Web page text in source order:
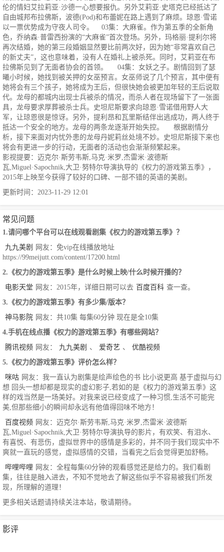
伦的情妇艾拉莉亚·沙德一心想要报仇。另外艾莉亚·史塔克已经抵达了
自由城邦布拉佛斯，波德(Pod)和布蕾妮在路上遇到了麻烦。琼恩·雪诺
以一票优势成为守夜人司令。 03集：大麻雀。作为第五季的全新角
色，乔纳森·普雷西扮演的“大麻雀”首次登场。另外，玛格丽·提利尔将
再次结婚，她的第三段婚姻显然要比前两次好，因为她“非常喜欢自己
的新丈夫”，这也意味着，没有人在婚礼上被杀死。同时，艾莉亚在布
拉佛斯见到了无面者协会的首领。 04集：女妖之子。剧情回到了瑟
曦小时候，她找到被关押的女巫预言。女巫师说了几个预言，其中便有
她将会有三个孩子，她将成为王后，但很快她会被更加年轻的王后说取
代。龙母的都城内出现士兵被杀的情况，而杀人者在现场留下了一张面
具，龙母要求厚葬被杀士兵。史坦尼斯要求向琼恩·雪诺借用野人大
军，让琼恩很是惊讶。另外，提利昂和瓦里斯结伴出逃成功，两人终于
抵达一个安全的地方。龙母的两条龙逐渐开始失控。 根据剧情分
析，接下来面对内忧外患的龙母丹妮莉丝处境不妙。史坦尼斯接下来也
将会有更进一步的行动，无面者的活动也会渐渐频繁起来。
影视提要：迈克尔·斯劳韦斯,马克·米罗,杰雷米·波德斯
瓦,Miguel·Sapochnik,大卫·努特尔导演执导的《权力的游戏第五季》，
2015年上映至今获得了较好的口碑、一部不错的英语的美剧。
更新时间：2023-11-29 12:01
常见问题
1.请问哪个平台可以在线观看剧集《权力的游戏第五季》？
九九美剧
网友：免vip在线播放地址
https://99meijutt.com/content/17200.html
2.《权力的游戏第五季》是什么时候上映/什么时候开播的？
电影天堂 网友：2015年，详细日期可以去 百度百科 查一查。
3.《权力的游戏第五季》有多少集/版本？
神马影院 网友：共10集 每集60分钟 现在是全10集
4.手机在线点播《权力的游戏第五季》有哪些网站？
腾讯视频 网友： 九九美剧 、 爱奇艺 、
优酷视频
5.《权力的游戏第五季》评价怎么样？
咪咕 网友：我一直认为剧集是绘声绘色的书 比小说更高 基于虚拟与幻
想 回头一想却都是现实的虚幻影子,若如的是《权力的游戏第五季》这
样的戏当然是一场美好。对我来说已经变成了一种习惯,生活不可能完
美,但那些细小的瞬间却永远有他值得回味不地方！
百度视频 网友：迈克尔·斯劳韦斯,马克·米罗,杰雷米·波德斯
瓦,Miguel·Sapochnik,大卫·努特尔导演执导的影片，有欢笑、有泪水、
有喜悦、有悲伤，虚拟世界中的感情是多彩的，并不同于我们现实中不
爽就一直玩的感觉，虚拟感情的交错，当看完之后会觉得更加舒畅。
哔哩哔哩 网友：全程每集60分钟的观看感觉还是给力的。我们看剧
集，往往是融入进去，不知不觉地去了解这些似乎不容易被我们所发
现，所理解的道理！
更多相关话题请持续关注本站，敬请期待。
影评